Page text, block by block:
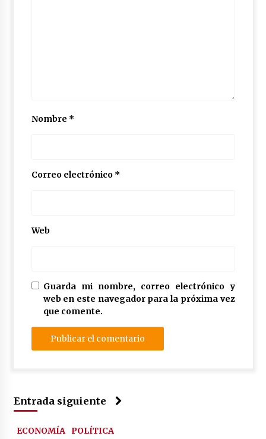
Nombre *
Correo electrónico *
Web
Guarda mi nombre, correo electrónico y
web en este navegador para la próxima vez
que comente.
Entrada siguiente
ECONOMÍA POLÍTICA